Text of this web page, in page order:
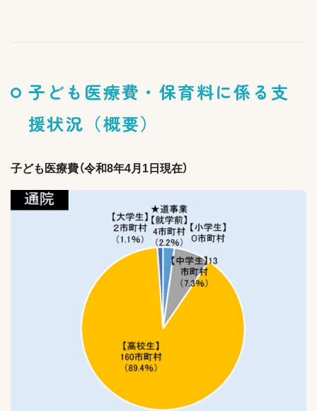
子ども医療費・保育料に係る支
援状況（概要）
子ども医療費（令和8年4月1日現在）